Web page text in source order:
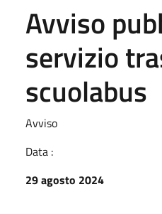
Avviso
servizio
scuolabus
Avviso
Data :
29 agosto 2024